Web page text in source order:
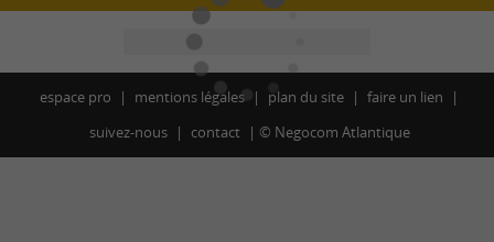
espace pro mentions légales plan du site
faire un lien
suivez-nous
contact © Negocom Atlantique